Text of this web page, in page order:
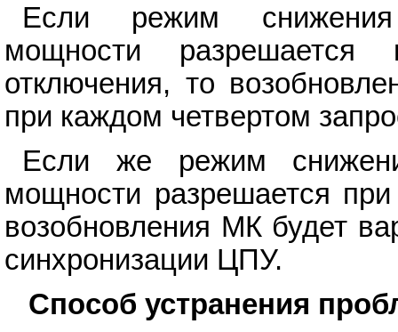
Если режим снижения
мощности
отключения, то
при каждом четвертом
Если же режим
мощности разрешается
возобновления МК будет
синхронизации ЦПУ.
Способ устранения